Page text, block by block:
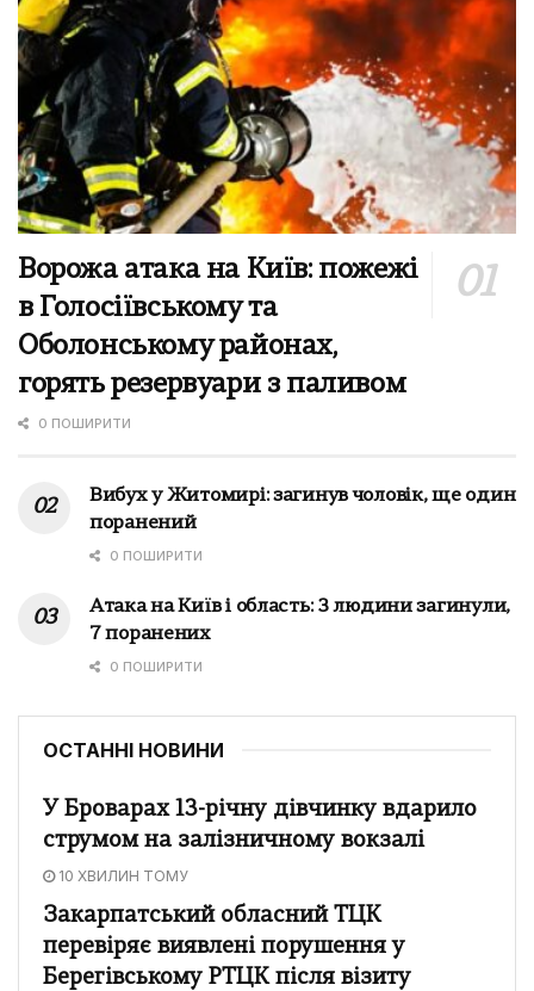
Ворожа атака на Київ: пожежі
в Голосіївському та
Оболонському районах,
горять резервуари з паливом
0 ПОШИРИТИ
Вибух у Житомирі: загинув чоловік, ще один
поранений
0 ПОШИРИТИ
Атака на Київ і область: 3 людини загинули,
7 поранених
0 ПОШИРИТИ
ОСТАННІ НОВИНИ
У Броварах 13-річну дівчинку вдарило
струмом на залізничному вокзалі
10 ХВИЛИН ТОМУ
Закарпатський обласний ТЦК
перевіряє виявлені порушення у
Берегівському РТЦК після візиту